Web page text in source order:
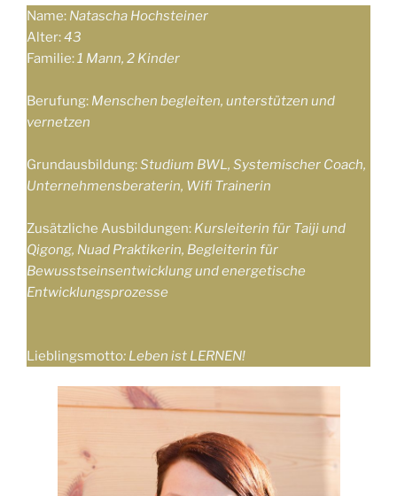
Name: Natascha Hochsteiner
Alter:43
Familie:1 Mann, 2 Kinder
Berufung: Menschen begleiten, unterstützen und
vernetzen
Grundausbildung:Studium BWL, Systemischer Coach,
Unternehmensberaterin, Wifi Trainerin
Zusätzliche Ausbildungen: Kursleiterin für Taiji und
Qigong, Nuad Praktikerin, Begleiterin für
Bewusstseinsentwicklung und energetische
Entwicklungsprozesse
Lieblingsmotto: Leben ist LERNEN!